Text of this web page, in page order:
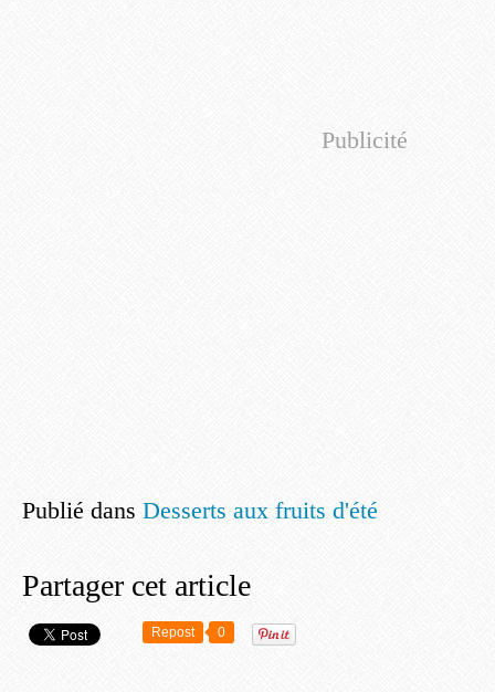
Publicité
Publié dans Desserts aux fruits d'été
Partager cet article
Repost 0